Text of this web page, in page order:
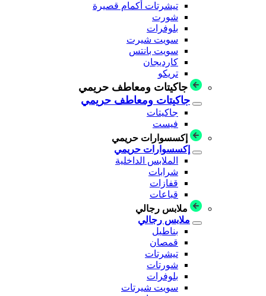
تيشرتات أكمام قصيرة
شورت
بلوفرات
سويت شيرت
سويت بانتس
كارديجان
تريكو
جاكيتات ومعاطف حريمي
جاكيتات ومعاطف حريمي
جاكيتات
فيست
إكسسوارات حريمي
إكسسوارات حريمي
الملابس الداخلية
شرابات
قفازات
قباعات
ملابس رجالي
ملابس رجالي
بناطيل
قمصان
تيشرتات
شورتات
بلوفرات
سويت شيرتات